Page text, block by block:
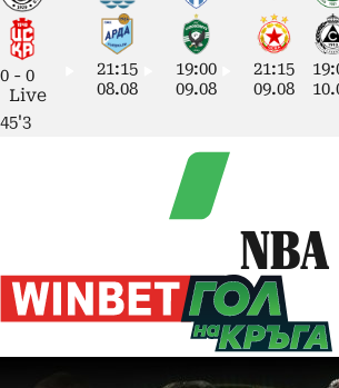
0 - 0
Live
45'3
21:15
08.08
19:00
09.08
21:15
09.08
NBA